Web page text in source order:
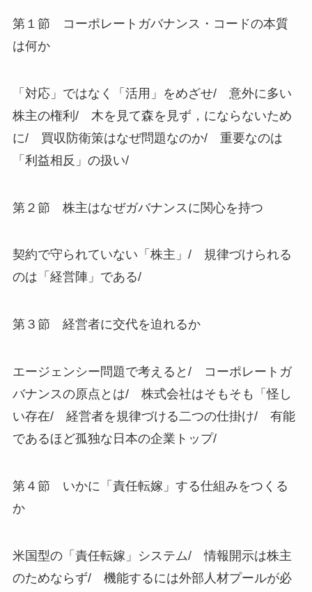
第１節 コーポレートガバナンス・コードの本質
は何か
「対応」ではなく「活用」をめざせ/ 意外に多い
株主の権利/ 木を見て森を見ず，にならないため
に/ 買収防衛策はなぜ問題なのか/ 重要なのは
「利益相反」の扱い/
第２節 株主はなぜガバナンスに関心を持つ
契約で守られていない「株主」/ 規律づけられる
のは「経営陣」である/
第３節 経営者に交代を迫れるか
エージェンシー問題で考えると/ コーポレートガ
バナンスの原点とは/ 株式会社はそもそも「怪し
い存在/ 経営者を規律づける二つの仕掛け/ 有能
であるほど孤独な日本の企業トップ/
第４節 いかに「責任転嫁」する仕組みをつくる
か
米国型の「責任転嫁」システム/ 情報開示は株主
のためならず/ 機能するには外部人材プールが必